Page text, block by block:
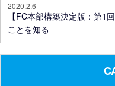
2020.2.6
【FC本部構築決定版：第1
ことを知る